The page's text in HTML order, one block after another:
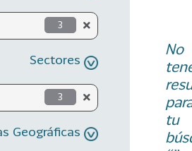
3
Sectores
3
Geográficas
No
tu